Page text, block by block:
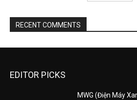
RECENT COMMENTS
EDITOR PICKS
MWG (Điện Máy